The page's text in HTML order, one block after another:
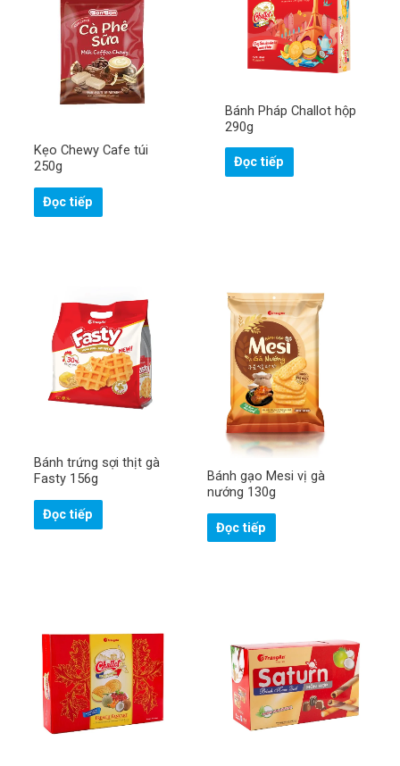
Kẹo Chewy Cafe túi
250g
Đọc tiếp
Bánh Pháp Challot hộp
290g
Đọc tiếp
Bánh trứng sợi thịt gà
Fasty 156g
Đọc tiếp
Bánh gạo Mesi vị gà
nướng 130g
Đọc tiếp
ọ
v
à
n
S
h